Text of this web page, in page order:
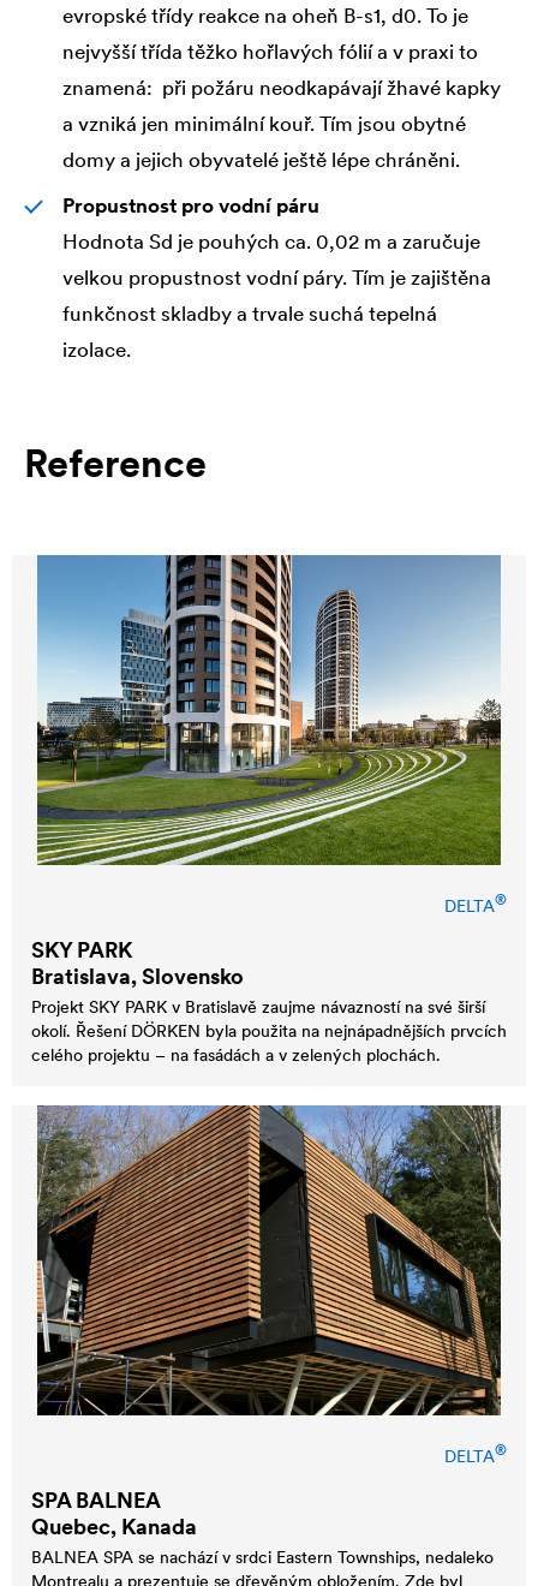
evropské třídy reakce na oheň B-s1, d0. To je
nejvyšší třída těžko hořlavých fólií a v praxi to
znamená: při požáru neodkapávají žhavé kapky
a vzniká jen minimální kouř. Tím jsou obytné
domy a jejich obyvatelé ještě lépe chráněni.
Propustnost pro vodní páru
Hodnota Sd je pouhých ca. 0,02 m a zaručuje
velkou propustnost vodní páry. Tím je zajištěna
funkčnost skladby a trvale suchá tepelná
izolace.
Reference
DELTA®
SKY PARK
Bratislava, Slovensko
Projekt SKY PARK v Bratislavě zaujme návazností na své širší
okolí. Řešení DÖRKEN byla použita na nejnápadnějších prvcích
celého projektu – na fasádách a v zelených plochách.
DELTA®
SPA BALNEA
Quebec, Kanada
BALNEA SPA se nachází v srdci Eastern Townships, nedaleko
Montrealu a prezentuje se dřevěným obložením. Zde byl